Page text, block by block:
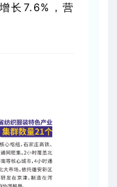
长7.6%，营